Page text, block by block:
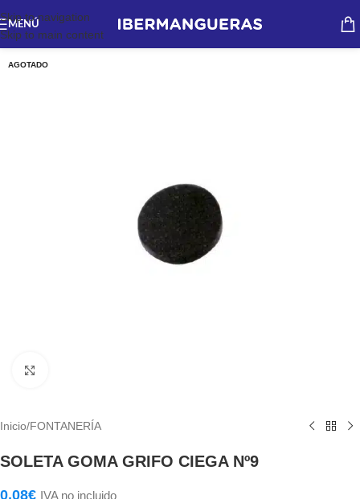
Skip to navigation
Skip to main content
MENÚ
AGOTADO
Inicio/FONTANERÍA
SOLETA GOMA GRIFO CIEGA Nº9
0,08€ IVA no incluido